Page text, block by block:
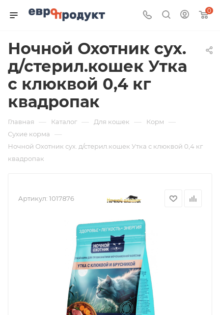
0
Ночной Охотник сух.
д/стерил.кошек Утка
с клюквой 0,4 кг
квадропак
Главная — Каталог — Для кошек — Корм —
Сухие корма —
Ночной Охотник сух. д/стерил.кошек Утка с клюквой 0,4 кг
квадропак
Артикул: 1017876